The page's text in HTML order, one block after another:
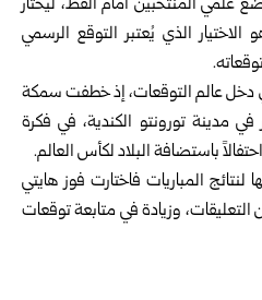
علمي المنتخبين أمام القط، ليختار
الذي يُعتبر التوقع الرسمي
دخل عالم التوقعات، إذ خطفت سمكة
مدينة تورونتو الكندية، في فكرة
باستضافة البلاد لكأس العالم.
المباريات فاختارت فوز هايتي
التعليقات، وزيادة في متابعة توقعات